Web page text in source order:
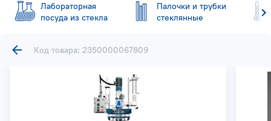
Лабораторная
посуда из стекла
Палочки и трубки
стеклянные
Код товара: 2350000067809